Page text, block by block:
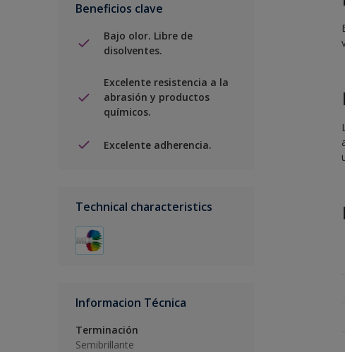
Beneficios clave
Bajo olor. Libre de
disolventes.
Excelente resistencia a la
abrasión y productos
químicos.
Excelente adherencia.
Technical characteristics
Informacion Técnica
Terminación
Semibrillante